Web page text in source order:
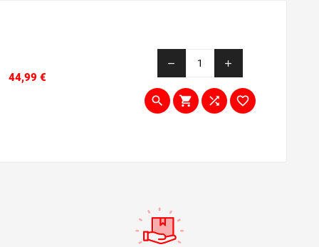
44,99 €Prezzo
remove add
   